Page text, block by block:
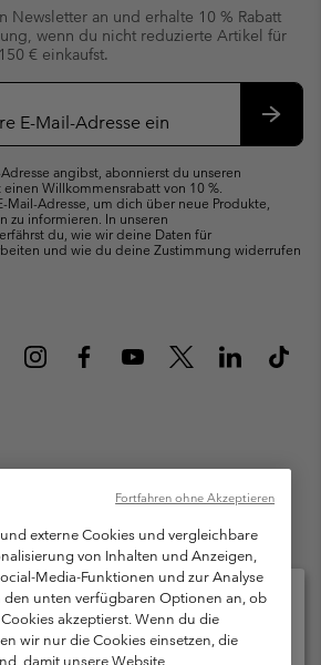
Newsletter an und erhalte 10 % Rabatt
wenn du nicht reduzierte Artikel für
€ einkaufst.
angibst, abonnierst du unseren
Willkommensrabatt von 10 %.
Adresse, um dich über neue Produkte,
zu informieren. In unseren
erfährst du, wie wir deine Daten für
und wie du deine Zustimmung widerrufen
Austria GmbH. Moosfeldstraße 1, 5101
Alle Rechte vorbehalten.
Allgemeine Verkaufsbedingungen
Garantie
des Mitglieder Programms
externe Cookies und vergleichbare
von Inhalten und Anzeigen,
Media-Funktionen und zur Analyse
den unten verfügbaren Optionen an, ob
akzeptierst. Wenn du die
wir nur die Cookies einsetzen, die
damit unsere Website
Fortfahren ohne Akzeptieren
Ihr Lieferland und Ihre Sprache